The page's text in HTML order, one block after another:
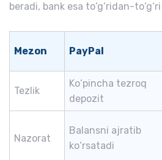
beradi, bank esa to‘g‘ridan-
Mezon PayPal
Tezlik
Ko‘pincha tezroq
depozit
Nazorat
Balansni ajratib
ko‘rsatadi